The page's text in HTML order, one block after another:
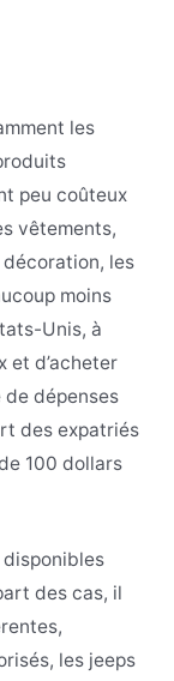
les
peu coûteux
vêtements,
les
moins
Unis, à
et d’acheter
de dépenses
des expatriés
100 dollars
des cas, il
les jeeps